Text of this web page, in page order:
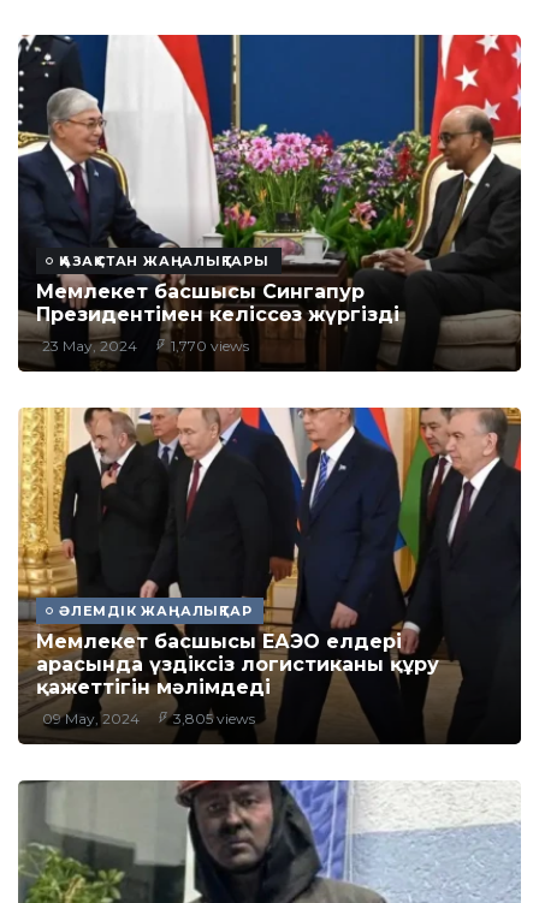
ҚАЗАҚСТАН ЖАҢАЛЫҚТАРЫ
Мемлекет басшысы Сингапур
Президентімен келіссөз жүргізді
23 May, 2024 1,770 views
ӘЛЕМДІК ЖАҢАЛЫҚТАР
Мемлекет басшысы ЕАЭО елдері
арасында үздіксіз логистиканы құру
қажеттігін мәлімдеді
09 May, 2024 3,805 views